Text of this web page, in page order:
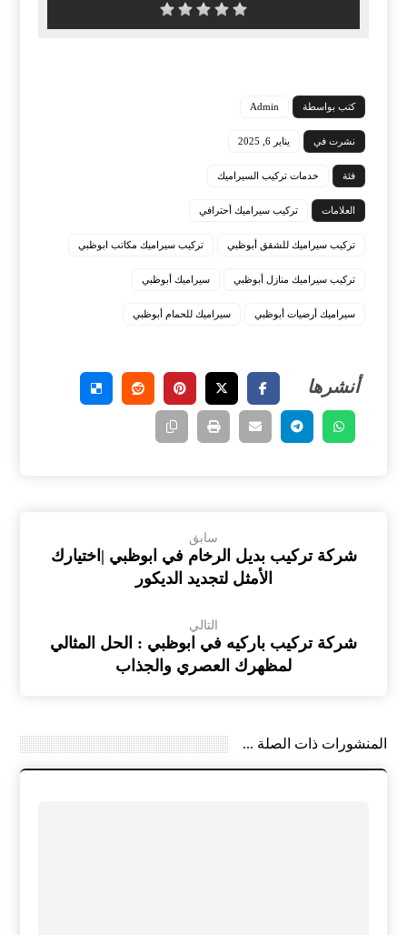
كتب بواسطة Admin
نشرت في يناير 6, 2025
فئة خدمات تركيب السيراميك
العلامات تركيب سيراميك أحترافي
تركيب سيراميك للشقق أبوظبي تركيب سيراميك مكاتب ابوظبي
تركيب سيراميك منازل أبوظبي سيراميك أبوظبي
سيراميك أرضيات أبوظبي سيراميك للحمام أبوظبي
سابق
شركة تركيب بديل الرخام في ابوظبي |اختيارك
الأمثل لتجديد الديكور
التالي
شركة تركيب باركيه في ابوظبي : الحل المثالي
لمظهرك العصري والجذاب
المنشورات ذات الصلة ...